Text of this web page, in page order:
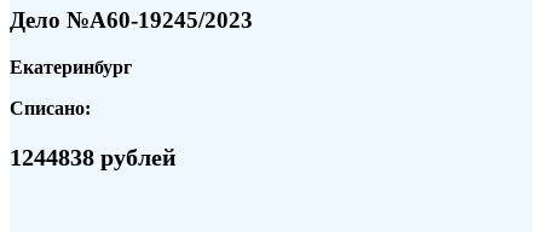
Дело №А60-19245/2023
Екатеринбург
Списано:
1244838 рублей